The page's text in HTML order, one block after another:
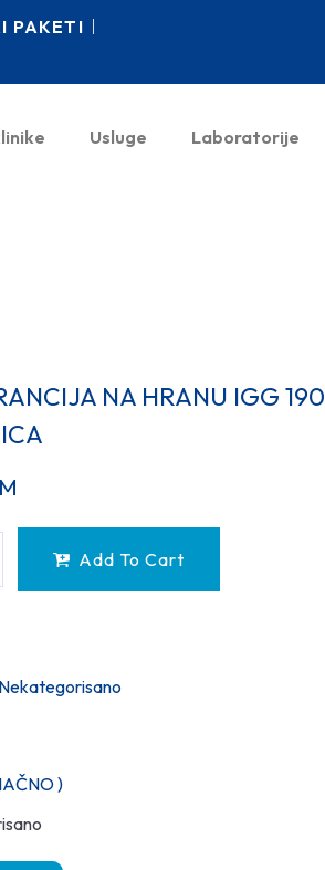
PAKETI
Usluge Laboratorije
NA HRANU IGG 190
Add To Cart
Nekategorisano
)